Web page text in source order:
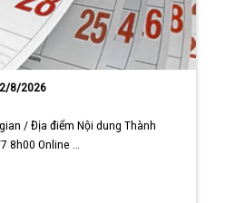
8/2026
/ Địa điểm Nội dung Thành
8h00 Online …